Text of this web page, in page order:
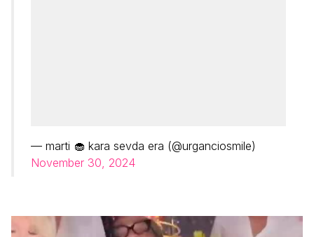
— marti 🧁 kara sevda era (@urganciosmile)
November 30, 2024